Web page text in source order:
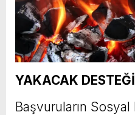
YAKACAK
Başvuruların